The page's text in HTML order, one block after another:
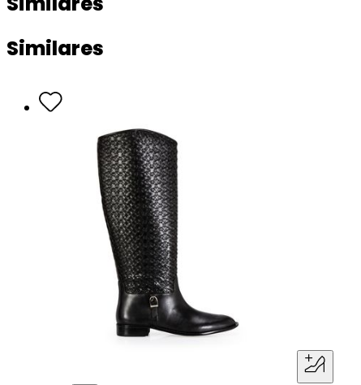
Similares